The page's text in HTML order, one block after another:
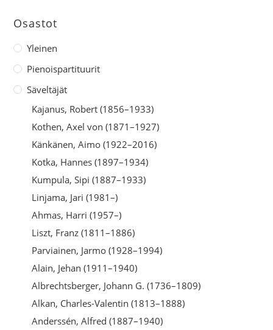
Osastot
Yleinen
Pienoispartituurit
Säveltäjät
Kajanus, Robert (1856–1933)
Kothen, Axel von (1871–1927)
Känkänen, Aimo (1922–2016)
Kotka, Hannes (1897–1934)
Kumpula, Sipi (1887–1933)
Linjama, Jari (1981–)
Ahmas, Harri (1957–)
Liszt, Franz (1811–1886)
Parviainen, Jarmo (1928–1994)
Alain, Jehan (1911–1940)
Albrechtsberger, Johann G. (1736–1809)
Alkan, Charles-Valentin (1813–1888)
Anderssén, Alfred (1887–1940)